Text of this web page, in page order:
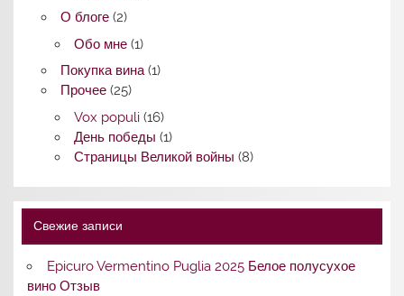
О блоге(2)
Обо мне(1)
Покупка вина(1)
Прочее(25)
Vox populi(16)
День победы (1)
Страницы Великой войны (8)
Свежие записи
Epicuro Vermentino Puglia 2025 Белое полусухое
вино Отзыв